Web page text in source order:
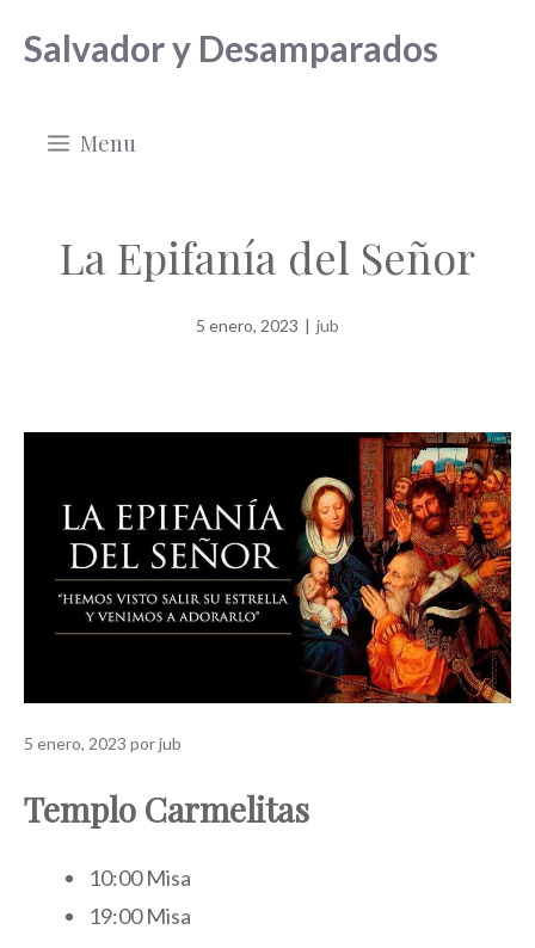
Salvador y Desamparados
Menu
La Epifanía del Señor
5 enero, 2023 | jub
5 enero, 2023 porjub
Templo Carmelitas
10:00 Misa
19:00 Misa